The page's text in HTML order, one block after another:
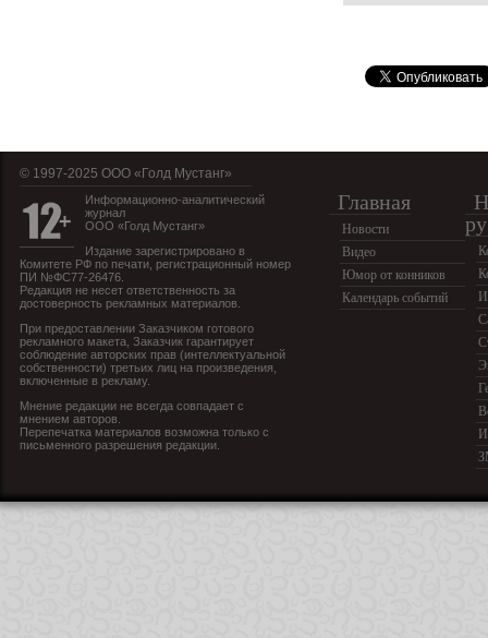
© 1997-2025 OOO «Голд Мустанг»
Информационно-аналитический
журнал
ООО «Голд Мустанг»
Издание зарегистрировано в
Комитете РФ по печати, регистрационный номер
ПИ №ФС77-26476.
Редакция не несет ответственность за
достоверность рекламных материалов.
При предоставлении Заказчиком готового
рекламного макета, Заказчик гарантирует
соблюдение авторских прав (интеллектуальной
собственности) третьих лиц на произведения,
включенные в рекламу.
Мнение редакции не всегда совпадает с
мнением авторов.
Перепечатка материалов возможна только с
письменного разрешения редакции.
Главная
Новости
Видео
Юмор от конников
Календарь событий